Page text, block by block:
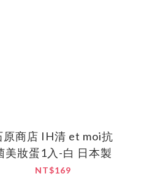
原商店 IH清 et moi抗
美妝蛋1入-白 日本製
NT$169